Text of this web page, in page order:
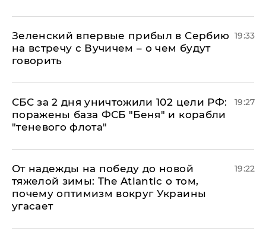
Зеленский впервые прибыл в Сербию
на встречу с Вучичем – о чем будут
говорить
19:33
СБС за 2 дня уничтожили 102 цели РФ:
поражены база ФСБ "Беня" и корабли
"теневого флота"
19:27
От надежды на победу до новой
тяжелой зимы: The Atlantic о том,
почему оптимизм вокруг Украины
угасает
19:22